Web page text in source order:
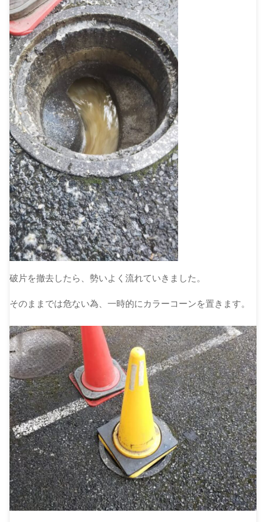
破片を撤去したら、勢いよく流れていきました。
そのままでは危ない為、一時的にカラーコーンを置きます。